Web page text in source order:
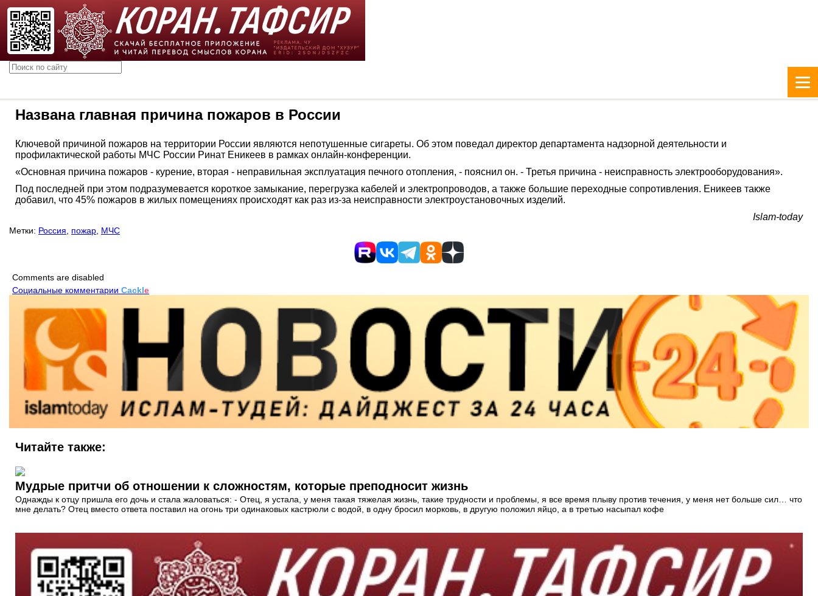
Названа главная причина пожаров в России
Ключевой причиной пожаров на территории России являются непотушенные сигареты. Об этом поведал директор департамента надзорной деятельности и
профилактической работы МЧС России Ринат Еникеев в рамках онлайн-конференции.
«Основная причина пожаров - курение, вторая - неправильная эксплуатация печного отопления, - пояснил он. - Третья причина - неисправность электрооборудования».
Под последней при этом подразумевается короткое замыкание, перегрузка кабелей и электропроводов, а также большие переходные сопротивления. Еникеев также
добавил, что 45% пожаров в жилых помещениях происходят как раз из-за неисправности электроустановочных изделий.
Islam-today
Метки: Россия пожар МЧС
Comments are disabled
Социальные комментарии Cackle
Читайте также:
Мудрые притчи об отношении к сложностям, которые преподносит жизнь
Однажды к отцу пришла его дочь и стала жаловаться: - Отец, я устала, у меня такая тяжелая жизнь, такие трудности и проблемы, я все время плыву против течения, у меня нет больше сил… что
мне делать? Отец вместо ответа поставил на огонь три одинаковых кастрюли с водой, в одну бросил морковь, в другую положил яйцо, а в третью насыпал кофе